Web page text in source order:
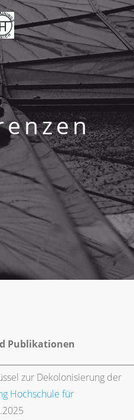
Publikationen
zur Dekolonisierung der
Hochschule für